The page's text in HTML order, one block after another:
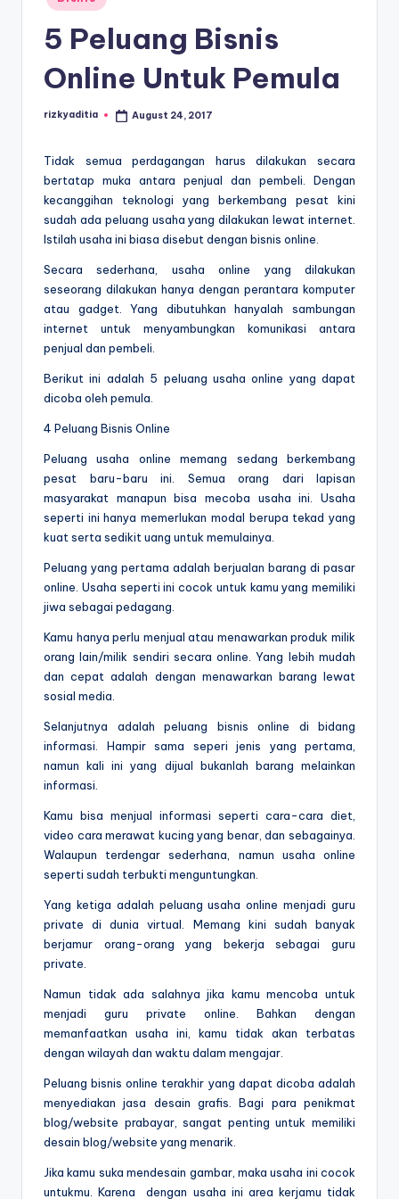
in
5 Peluang Bisnis
Online Untuk Pemula
Posted
rizkyaditia August 24, 2017
Tidak semua perdagangan harus dilakukan secara
bertatap muka antara penjual dan pembeli. Dengan
kecanggihan teknologi yang berkembang pesat kini
sudah ada peluang usaha yang dilakukan lewat internet.
Istilah usaha ini biasa disebut dengan bisnis online.
Secara sederhana, usaha online yang dilakukan
seseorang dilakukan hanya dengan perantara komputer
atau gadget. Yang dibutuhkan hanyalah sambungan
internet untuk menyambungkan komunikasi antara
penjual dan pembeli.
Berikut ini adalah 5 peluang usaha online yang dapat
dicoba oleh pemula.
4 Peluang Bisnis Online
Peluang usaha online memang sedang berkembang
pesat baru-baru ini. Semua orang dari lapisan
masyarakat manapun bisa mecoba usaha ini. Usaha
seperti ini hanya memerlukan modal berupa tekad yang
kuat serta sedikit uang untuk memulainya.
Peluang yang pertama adalah berjualan barang di pasar
online. Usaha seperti ini cocok untuk kamu yang memiliki
jiwa sebagai pedagang.
Kamu hanya perlu menjual atau menawarkan produk milik
orang lain/milik sendiri secara online. Yang lebih mudah
dan cepat adalah dengan menawarkan barang lewat
sosial media.
Selanjutnya adalah peluang bisnis online di bidang
informasi. Hampir sama seperi jenis yang pertama,
namun kali ini yang dijual bukanlah barang melainkan
informasi.
Kamu bisa menjual informasi seperti cara-cara diet,
video cara merawat kucing yang benar, dan sebagainya.
Walaupun terdengar sederhana, namun usaha online
seperti sudah terbukti menguntungkan.
Yang ketiga adalah peluang usaha online menjadi guru
private di dunia virtual. Memang kini sudah banyak
berjamur orang-orang yang bekerja sebagai guru
private.
Namun tidak ada salahnya jika kamu mencoba untuk
menjadi guru private online. Bahkan dengan
memanfaatkan usaha ini, kamu tidak akan terbatas
dengan wilayah dan waktu dalam mengajar.
Peluang bisnis online terakhir yang dapat dicoba adalah
menyediakan jasa desain grafis. Bagi para penikmat
blog/website prabayar, sangat penting untuk memiliki
desain blog/website yang menarik.
Jika kamu suka mendesain gambar, maka usaha ini cocok
untukmu. Karena dengan usaha ini area kerjamu tidak